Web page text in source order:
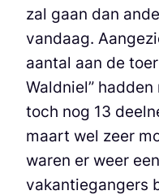
zal gaan dan
vandaag.
aantal aan de
Waldniel”
toch nog 13
maart wel zeer
waren er weer
vakantiegangers